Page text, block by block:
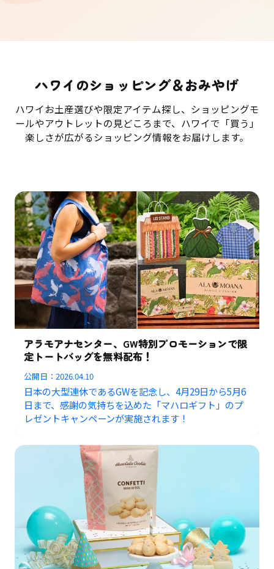
ハワイのショッピング＆おみやげ
ハワイお土産選びや限定アイテム探し、ショッピングモ
ールやアウトレットの見どころまで、ハワイで「買う」
楽しさが広がるショッピング情報をお届けします。
アラモアナセンター、GW特別プロモーションで限
定トートバッグを無料配布！
公開日：2026.04.10
日本の大型連休であるGWを記念し、4月29日から5月6
日まで、感謝の気持ちを込めた「マハロギフト」のプ
レゼントキャンペーンが実施されます！